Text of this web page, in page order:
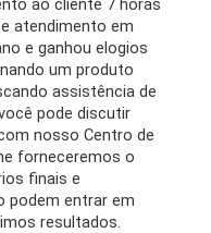
atendimento em
e ganhou elogios
um produto
assistência de
pode discutir
nosso Centro de
forneceremos o
finais e
podem entrar em
resultados.